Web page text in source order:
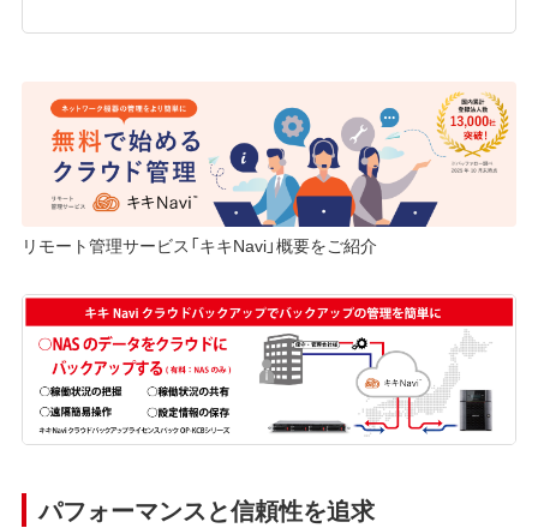
リモート管理サービス「キキNavi」概要をご紹介
パフォーマンスと信頼性を追求